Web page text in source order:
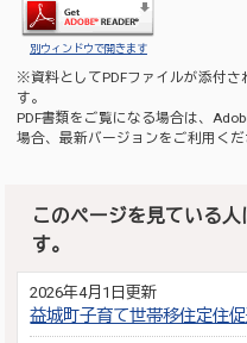
別ウィンドウで開きます
※資料としてPDFファイルが添付さ
す。
PDF書類をご覧になる場合は、
場合、最新バージョンをご利用くだ
このページを見ている
す。
2026年4月1日更新
益城町子育て世帯移住定住